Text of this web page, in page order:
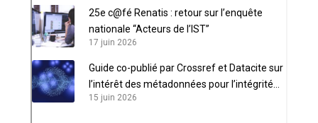
25e c@fé Renatis : retour sur l’enquête
nationale “Acteurs de l’IST”
17 juin 2026
Guide co-publié par Crossref et Datacite sur
l’intérêt des métadonnées pour l’intégrité
scientifique
15 juin 2026